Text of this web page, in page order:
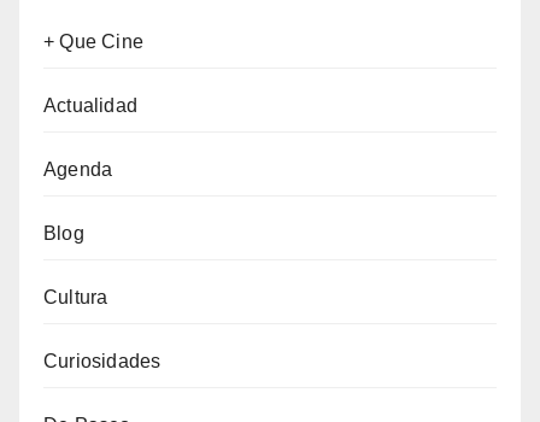
+ Que Cine
Actualidad
Agenda
Blog
Cultura
Curiosidades